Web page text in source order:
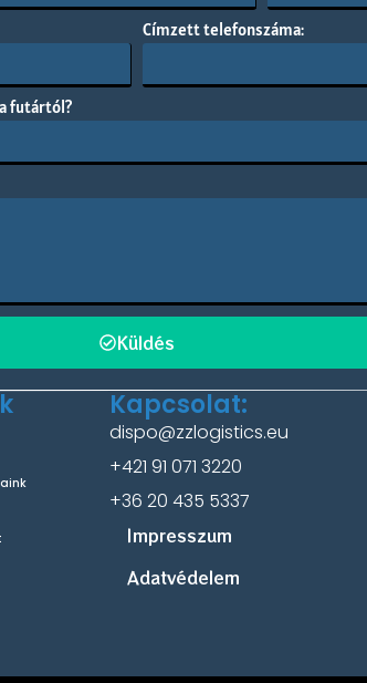
Címzett telefonszáma:
futártól?
Küldés
Kapcsolat:
dispo@zzlogistics.eu
+421 91 071 3220
+36 20 435 5337
Impresszum
Adatvédelem